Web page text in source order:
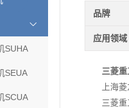
SUHA
SEUA
SCUA
品牌
应用领域
三菱
上海
三菱